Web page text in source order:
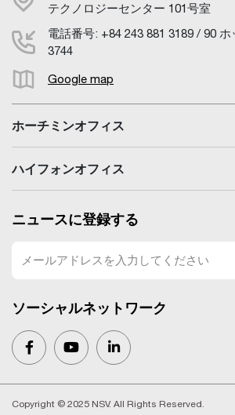
テクノロジーセンター 101号室
電話番号: +84 243 881 3189 / 90
3744
Google map
ホーチミンオフィス
ハイフォンオフィス
ニュースに登録する
ソーシャルネットワーク
Copyright © 2025 NSV. All Rights Reserved.